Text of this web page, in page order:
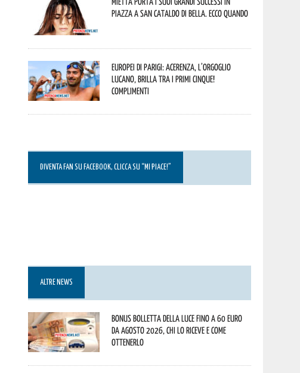
piazza a San Cataldo di Bella. Ecco quando
Europei di Parigi: Acerenza, l’orgoglio
lucano, brilla tra i primi cinque!
Complimenti
DIVENTA FAN SU FACEBOOK, CLICCA SU “MI PIACE!”
ALTRE NEWS
Bonus bolletta della luce fino a 60 euro
da agosto 2026, chi lo riceve e come
ottenerlo